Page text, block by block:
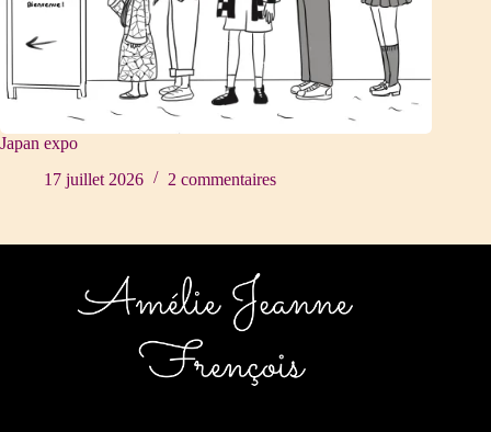
Japan expo
17 juillet 2026
2 commentaires